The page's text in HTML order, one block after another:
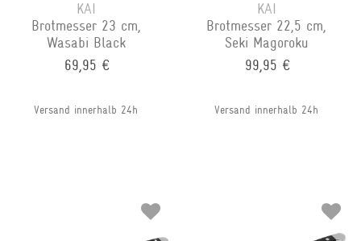
KAI
Brotmesser 23 cm,
Wasabi Black
69,95 €
Versand innerhalb 24h
KAI
Brotmesser 22,5 cm,
Seki Magoroku
99,95 €
Versand innerhalb 24h